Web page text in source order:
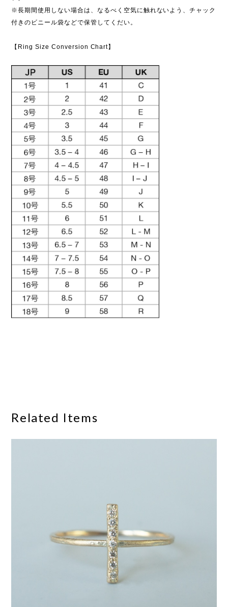
※長期間使用しない場合は、なるべく空気に触れないよう、チャック
付きのビニール袋などで保管してくだい。
【Ring Size Conversion Chart】
Related Items